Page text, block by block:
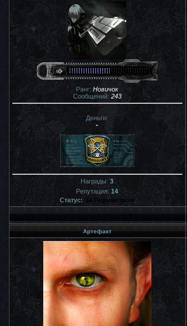
Ранг:Новичок
Сообщений:243
Деньги:
-
Награды:3
Репутация:14
Статус: За Периметром
Артефакт